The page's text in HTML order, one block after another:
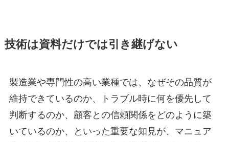
技術は資料だけでは引き継げない
製造業や専門性の高い業種では、なぜその品質が
維持できているのか、トラブル時に何を優先して
判断するのか、顧客との信頼関係をどのように築
いているのか、といった重要な知見が、マニュア